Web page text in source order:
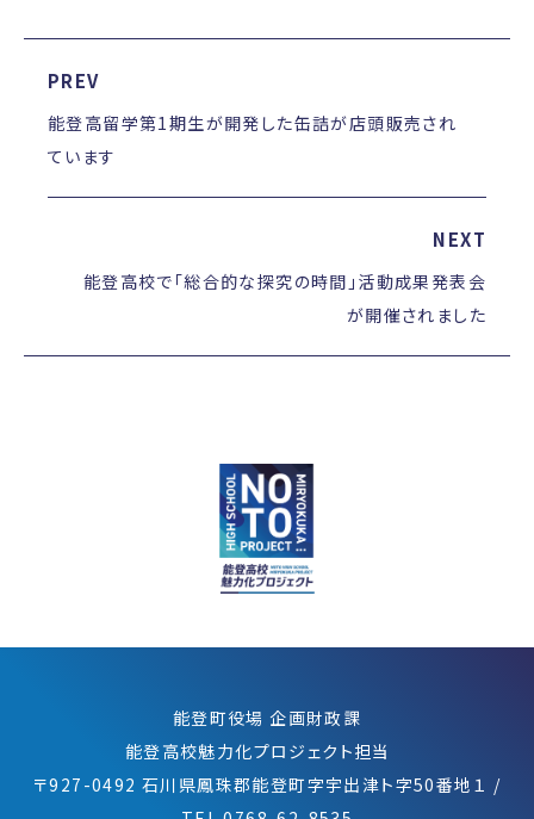
PREV
能登高留学第1期生が開発した缶詰が店頭販売され
ています
NEXT
能登高校で「総合的な探究の時間」活動成果発表会
が開催されました
能登町役場 企画財政課
能登高校魅力化プロジェクト担当
〒927-0492 石川県鳳珠郡能登町字宇出津ト字50番地１ /